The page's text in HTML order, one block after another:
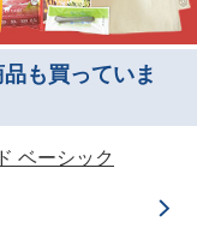
も買っていま
ベーシック